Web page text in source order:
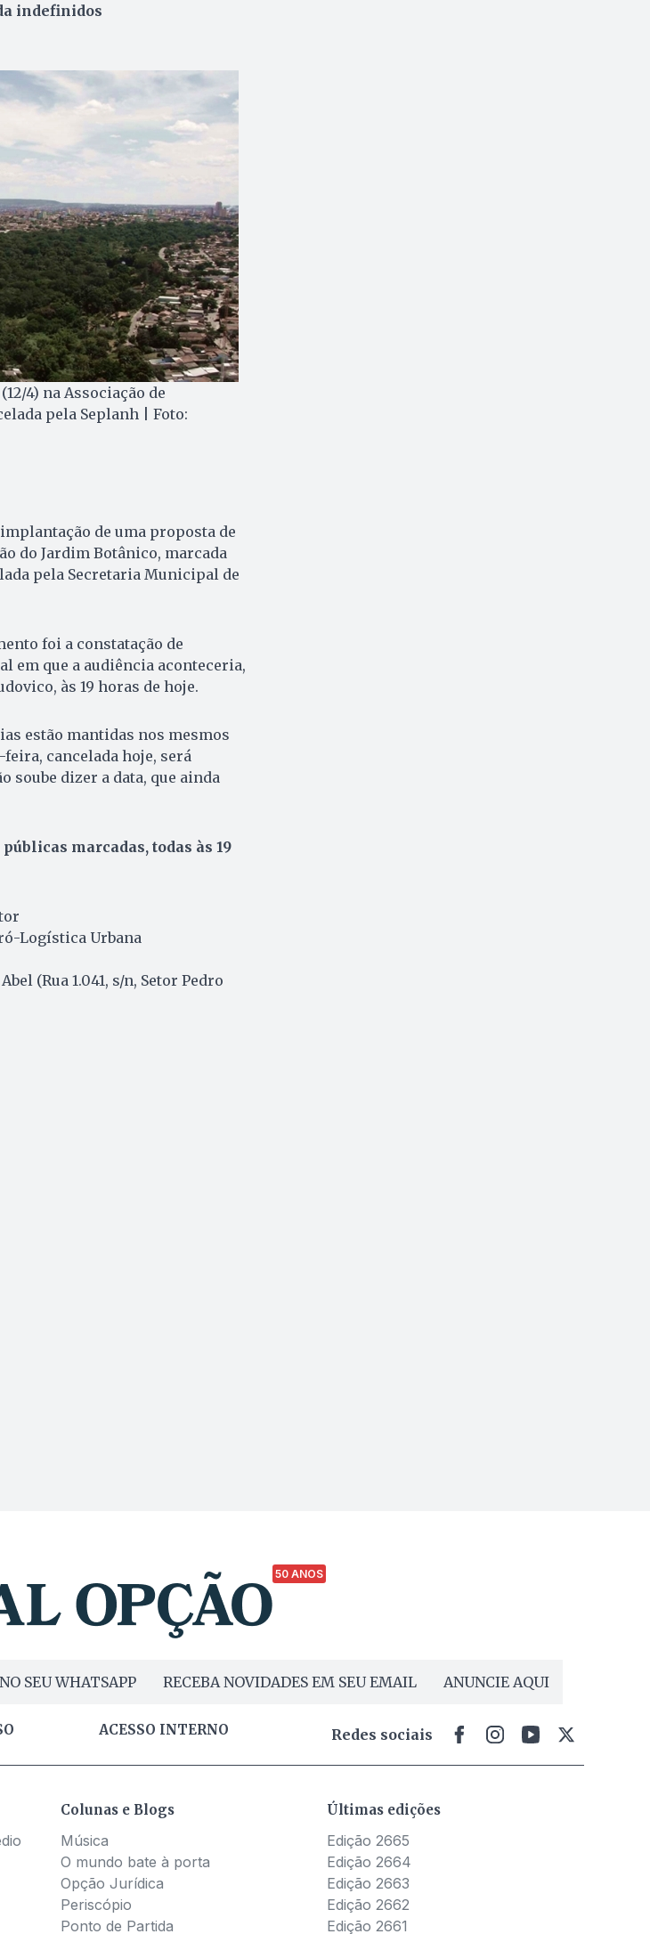
indefinidos
4) na Associação de
pela Seplanh | Foto:
de uma proposta de
do Jardim Botânico, marcada
pela Secretaria Municipal de
foi a constatação de
em que a audiência aconteceria,
às 19 horas de hoje.
estão mantidas nos mesmos
cancelada hoje, será
soube dizer a data, que ainda
marcadas, todas às 19
Logística Urbana
(Rua 1.041, s/n, Setor Pedro
50 ANOS
SEU WHATSAPP RECEBA NOVIDADES EM SEU EMAIL ANUNCIE AQUI
ACESSO INTERNO Redes sociais
Colunas e Blogs
Música
O mundo bate à porta
Opção Jurídica
Periscópio
Ponto de Partida
Últimas edições
Edição 2665
Edição 2664
Edição 2663
Edição 2662
Edição 2661